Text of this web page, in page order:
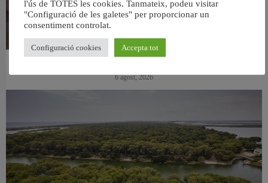
6 agost, 2026
l'ús de TOTES les cookies. Tanmateix, podeu visitar
"Configuració de les galetes" per proporcionar un
consentiment controlat.
Configuració cookies Accepta tot